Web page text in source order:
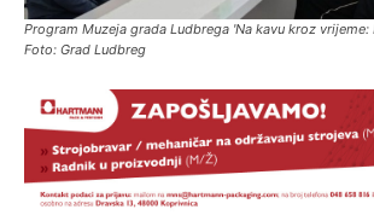
Program Muzeja grada Ludbrega 'Na kavu kroz
Foto: Grad Ludbreg